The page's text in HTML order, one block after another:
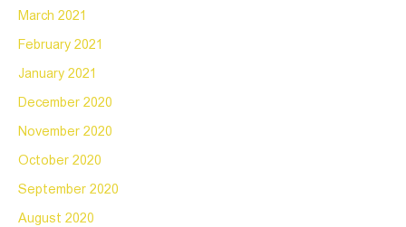
March 2021
February 2021
January 2021
December 2020
November 2020
October 2020
September 2020
August 2020